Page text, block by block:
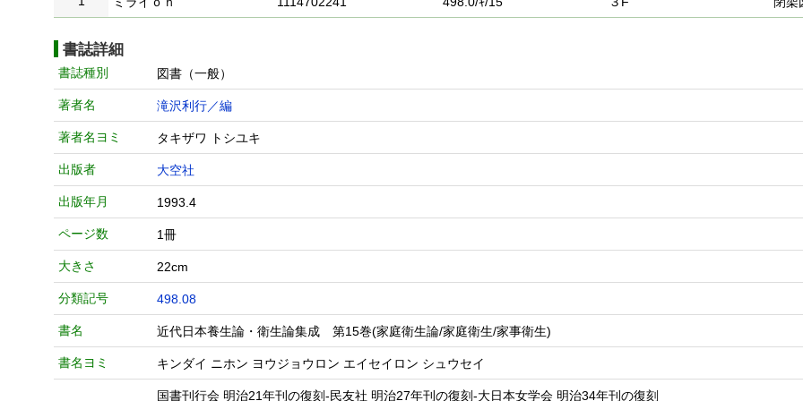
書誌詳細
書誌種別 図書（一般）
著者名 滝沢利行／編
著者名ヨミ タキザワ トシユキ
出版者 大空社
出版年月 1993.4
ページ数 1冊
大きさ 22cm
分類記号 498.08
書名 近代日本養生論・衛生論集成 第15巻(家庭衛生論/家庭衛生/家事衛生)
書名ヨミ キンダイ ニホン ヨウジョウロン エイセイロン シュウセイ
国書刊行会 明治21年刊の復刻-民友社 明治27年刊の復刻-大日本女学会 明治34年刊の復刻